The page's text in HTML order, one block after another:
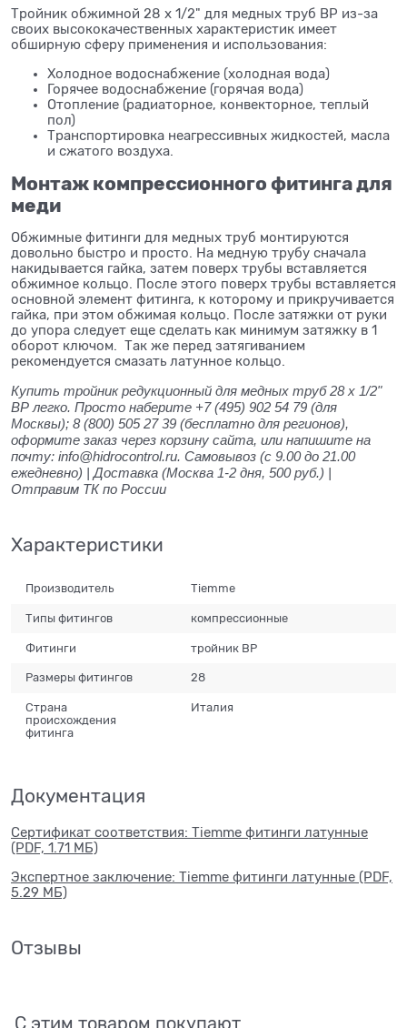
Тройник обжимной 28 x 1/2" для медных труб ВР из-за
своих высококачественных характеристик имеет
обширную сферу применения и использования:
Холодное водоснабжение (холодная вода)
Горячее водоснабжение (горячая вода)
Отопление (радиаторное, конвекторное, теплый
пол)
Транспортировка неагрессивных жидкостей, масла
и сжатого воздуха.
Монтаж компрессионного фитинга для
меди
Обжимные фитинги для медных труб монтируются
довольно быстро и просто. На медную трубу сначала
накидывается гайка, затем поверх трубы вставляется
обжимное кольцо. После этого поверх трубы вставляется
основной элемент фитинга, к которому и прикручивается
гайка, при этом обжимая кольцо. После затяжки от руки
до упора следует еще сделать как минимум затяжку в 1
оборот ключом. Так же перед затягиванием
рекомендуется смазать латунное кольцо.
Купить тройник редукционный для медных труб 28 x 1/2"
ВР легко. Просто наберите +7 (495) 902 54 79 (для
Москвы); 8 (800) 505 27 39 (бесплатно для регионов),
оформите заказ через корзину сайта, или напишите на
почту: info@hidrocontrol.ru. Самовывоз (с 9.00 до 21.00
ежедневно) | Доставка (Москва 1-2 дня, 500 руб.) |
Отправим ТК по России
Характеристики
Производитель Tiemme
Типы фитингов компрессионные
Фитинги тройник ВР
Размеры фитингов 28
Страна
происхождения
фитинга
Италия
Документация
Сертификат соответствия: Tiemme фитинги латунные
(PDF, 1.71 МБ)
Экспертное заключение: Tiemme фитинги латунные (PDF,
5.29 МБ)
Отзывы
С этим товаром покупают